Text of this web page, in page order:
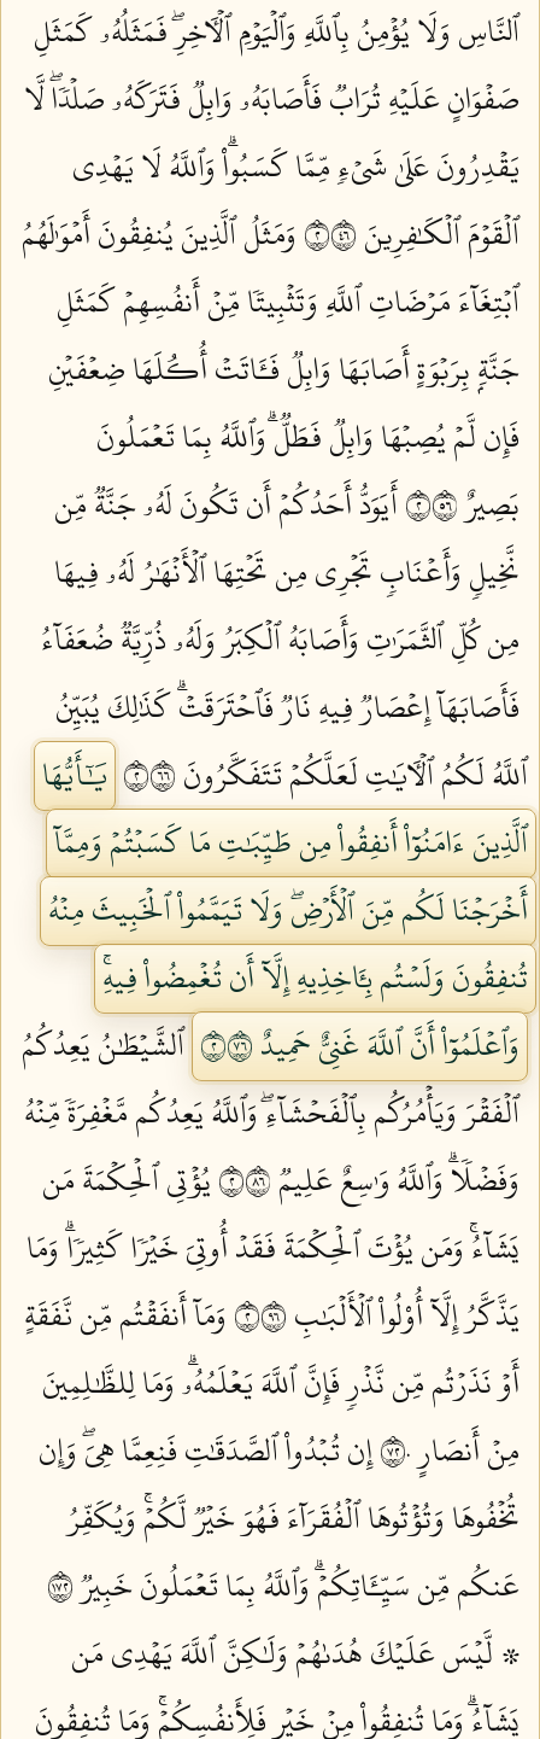
ٱلنَّاسِ وَلَا يُؤۡمِنُ بِٱللَّهِ وَٱلۡيَوۡمِ ٱلۡأٓخِرِۖ فَمَثَلُهُۥ كَمَثَلِ
صَفۡوَانٍ عَلَيۡهِ تُرَابٞ فَأَصَابَهُۥ وَابِلٞ فَتَرَكَهُۥ صَلۡدٗاۖ لَّا
يَقۡدِرُونَ عَلَىٰ شَيۡءٖ مِّمَّا كَسَبُواْۗ وَٱللَّهُ لَا يَهۡدِي
ٱلۡقَوۡمَ ٱلۡكَٰفِرِينَ ٢٦٤
وَمَثَلُ ٱلَّذِينَ يُنفِقُونَ أَمۡوَٰلَهُمُ
ٱبۡتِغَآءَ مَرۡضَاتِ ٱللَّهِ وَتَثۡبِيتٗا مِّنۡ أَنفُسِهِمۡ كَمَثَلِ
جَنَّةِۭ بِرَبۡوَةٍ أَصَابَهَا وَابِلٞ فَـَٔاتَتۡ أُكُلَهَا ضِعۡفَيۡنِ
فَإِن لَّمۡ يُصِبۡهَا وَابِلٞ فَطَلّٞۗ وَٱللَّهُ بِمَا تَعۡمَلُونَ
بَصِيرٌ ٢٦٥
أَيَوَدُّ أَحَدُكُمۡ أَن تَكُونَ لَهُۥ جَنَّةٞ مِّن
نَّخِيلٖ وَأَعۡنَابٖ تَجۡرِي مِن تَحۡتِهَا ٱلۡأَنۡهَٰرُ لَهُۥ فِيهَا
مِن كُلِّ ٱلثَّمَرَٰتِ وَأَصَابَهُ ٱلۡكِبَرُ وَلَهُۥ ذُرِّيَّةٞ ضُعَفَآءُ
فَأَصَابَهَآ إِعۡصَارٞ فِيهِ نَارٞ فَٱحۡتَرَقَتۡۗ كَذَٰلِكَ يُبَيِّنُ
ٱللَّهُ لَكُمُ ٱلۡأٓيَٰتِ لَعَلَّكُمۡ تَتَفَكَّرُونَ ٢٦٦
يَٰٓأَيُّهَا
ٱلَّذِينَ ءَامَنُوٓاْ أَنفِقُواْ مِن طَيِّبَٰتِ مَا كَسَبۡتُمۡ وَمِمَّآ
أَخۡرَجۡنَا لَكُم مِّنَ ٱلۡأَرۡضِۖ وَلَا تَيَمَّمُواْ ٱلۡخَبِيثَ مِنۡهُ
تُنفِقُونَ وَلَسۡتُم بِـَٔاخِذِيهِ إِلَّآ أَن تُغۡمِضُواْ فِيهِۚ
وَٱعۡلَمُوٓاْ أَنَّ ٱللَّهَ غَنِيٌّ حَمِيدٌ ٢٦٧
ٱلشَّيۡطَٰنُ يَعِدُكُمُ
ٱلۡفَقۡرَ وَيَأۡمُرُكُم بِٱلۡفَحۡشَآءِۖ وَٱللَّهُ يَعِدُكُم مَّغۡفِرَةٗ مِّنۡهُ
وَفَضۡلٗاۗ وَٱللَّهُ وَٰسِعٌ عَلِيمٞ ٢٦٨
يُؤۡتِي ٱلۡحِكۡمَةَ مَن
يَشَآءُۚ وَمَن يُؤۡتَ ٱلۡحِكۡمَةَ فَقَدۡ أُوتِيَ خَيۡرٗا كَثِيرٗاۗ وَمَا
يَذَّكَّرُ إِلَّآ أُوْلُواْ ٱلۡأَلۡبَٰبِ ٢٦٩
وَمَآ أَنفَقۡتُم مِّن نَّفَقَةٍ
أَوۡ نَذَرۡتُم مِّن نَّذۡرٖ فَإِنَّ ٱللَّهَ يَعۡلَمُهُۥۗ وَمَا لِلظَّٰلِمِينَ
مِنۡ أَنصَارٍ ٢٧٠
إِن تُبۡدُواْ ٱلصَّدَقَٰتِ فَنِعِمَّا هِيَۖ وَإِن
تُخۡفُوهَا وَتُؤۡتُوهَا ٱلۡفُقَرَآءَ فَهُوَ خَيۡرٞ لَّكُمۡۚ وَيُكَفِّرُ
عَنكُم مِّن سَيِّـَٔاتِكُمۡۗ وَٱللَّهُ بِمَا تَعۡمَلُونَ خَبِيرٞ ٢٧١
۞ لَّيۡسَ عَلَيۡكَ هُدَىٰهُمۡ وَلَٰكِنَّ ٱللَّهَ يَهۡدِي مَن
يَشَآءُۗ وَمَا تُنفِقُواْ مِنۡ خَيۡرٖ فَلِأَنفُسِكُمۡۚ وَمَا تُنفِقُونَ